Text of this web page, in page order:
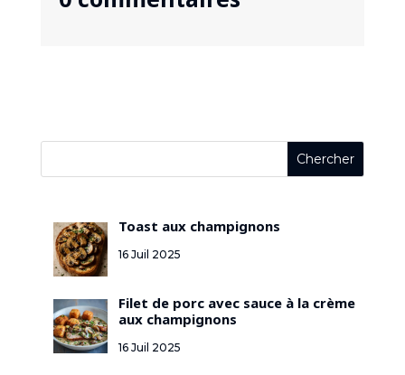
Toast aux champignons
16 Juil 2025
Filet de porc avec sauce à la crème
aux champignons
16 Juil 2025